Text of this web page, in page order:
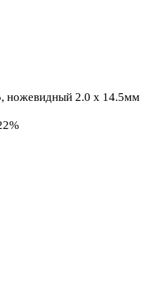
ножевидный 2.0 х 14.5мм